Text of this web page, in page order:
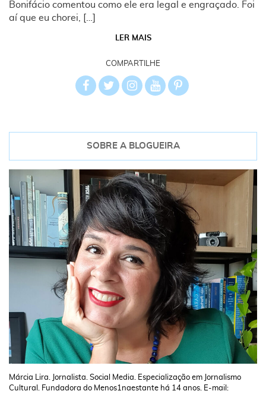
Bonifácio comentou como ele era legal e engraçado. Foi
aí que eu chorei, […]
LER MAIS
COMPARTILHE
SOBRE A BLOGUEIRA
Márcia Lira. Jornalista. Social Media. Especialização em Jornalismo
Cultural. Fundadora do Menos1naestante há 14 anos. E-mail: